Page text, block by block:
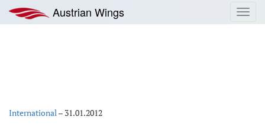
Inhalt
springen
Austrian Wings
International– 31.01.2012